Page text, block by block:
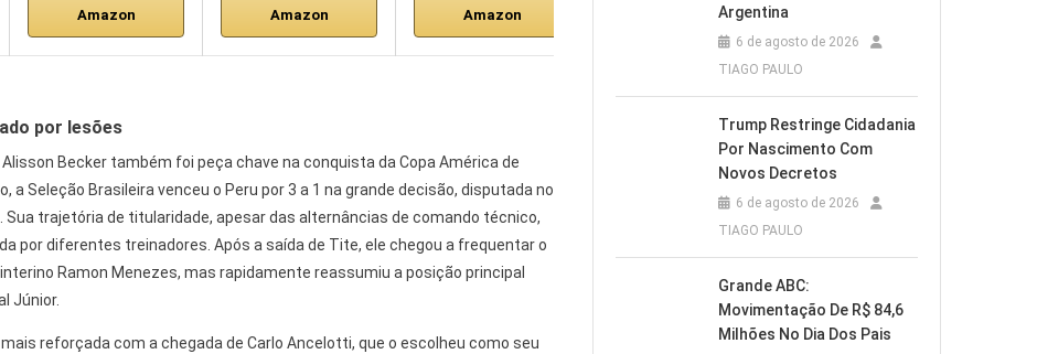
Amazon
Amazon
Amazon
por lesões
Becker também foi peça chave na conquista da Copa América de
a Seleção Brasileira venceu o Peru por 3 a 1 na grande decisão, disputada no
trajetória de titularidade, apesar das alternâncias de comando técnico,
por diferentes treinadores. Após a saída de Tite, ele chegou a frequentar o
Ramon Menezes, mas rapidamente reassumiu a posição principal
Júnior.
reforçada com a chegada de Carlo Ancelotti, que o escolheu como seu
Argentina
6 de agosto de 2026
TIAGO PAULO
Trump Restringe Cidadania
Por Nascimento Com
Novos Decretos
6 de agosto de 2026
TIAGO PAULO
Grande ABC:
Movimentação De R$ 84,6
Milhões No Dia Dos Pais